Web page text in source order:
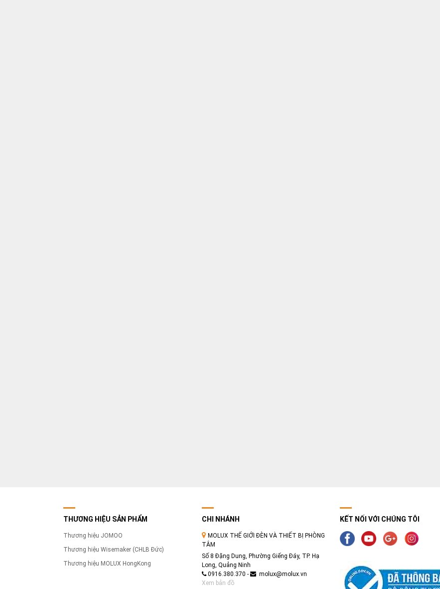
THƯƠNG HIỆU SẢN PHẨM
Thương hiệu JOMOO
Thương hiệu Wisemaker (CHLB Đức)
Thương hiệu MOLUX HongKong
CHI NHÁNH
MOLUX THẾ GIỚI ĐÈN VÀ THIẾT BỊ PHÒNG
TẮM
Số 8 Đặng Dung, Phường Giếng Đáy, TP. Hạ
Long, Quảng Ninh
0916.380.370 -
molux@molux.vn
Xem bản đồ
KẾT NỐI VỚI CHÚNG TÔI